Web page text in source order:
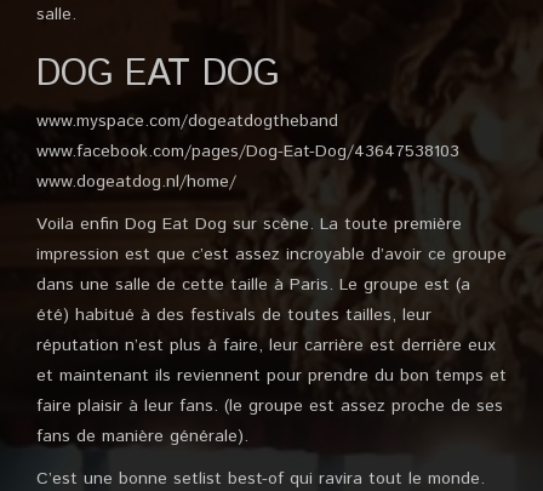
salle.
DOG EAT DOG
www.myspace.com/dogeatdogtheband
www.facebook.com/pages/Dog-Eat-Dog/43647538103
www.dogeatdog.nl/home/
Voila enfin Dog Eat Dog sur scène. La toute première
impression est que c’est assez incroyable d’avoir ce groupe
dans une salle de cette taille à Paris. Le groupe est (a
été) habitué à des festivals de toutes tailles, leur
réputation n’est plus à faire, leur carrière est derrière eux
et maintenant ils reviennent pour prendre du bon temps et
faire plaisir à leur fans. (le groupe est assez proche de ses
fans de manière générale).
C’est une bonne setlist best-of qui ravira tout le monde.